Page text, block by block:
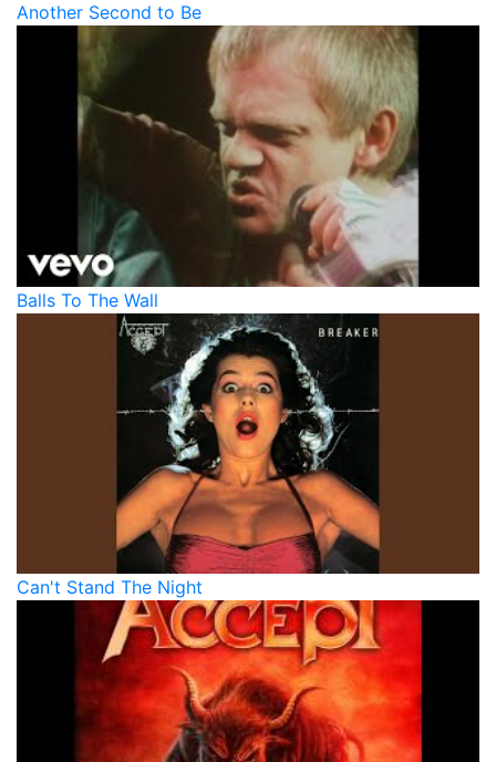
Another Second to Be
Balls To The Wall
Can't Stand The Night